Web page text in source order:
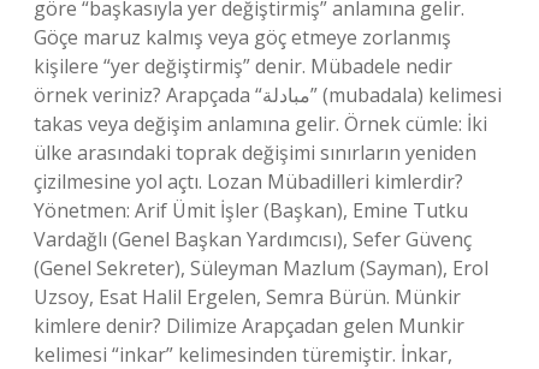
göre “başkasıyla yer değiştirmiş” anlamına gelir.
Göçe maruz kalmış veya göç etmeye zorlanmış
kişilere “yer değiştirmiş” denir. Mübadele nedir
örnek veriniz? Arapçada “مبادلة” (mubadala) kelimesi
takas veya değişim anlamına gelir. Örnek cümle: İki
ülke arasındaki toprak değişimi sınırların yeniden
çizilmesine yol açtı. Lozan Mübadilleri kimlerdir?
Yönetmen: Arif Ümit İşler (Başkan), Emine Tutku
Vardağlı (Genel Başkan Yardımcısı), Sefer Güvenç
(Genel Sekreter), Süleyman Mazlum (Sayman), Erol
Uzsoy, Esat Halil Ergelen, Semra Bürün. Münkir
kimlere denir? Dilimize Arapçadan gelen Munkir
kelimesi “inkar” kelimesinden türemiştir. İnkar,